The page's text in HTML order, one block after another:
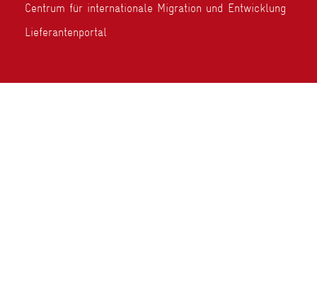
Centrum für internationale Migration und Entwicklung
Lieferantenportal